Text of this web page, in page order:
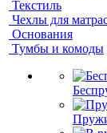
Текстиль
Чехлы для
Основания
Тумбы и комоды